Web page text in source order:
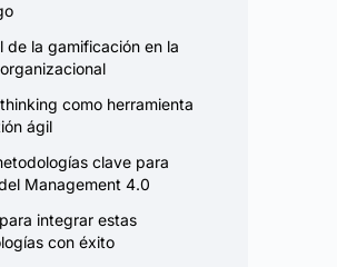
de la gamificación en la
como herramienta
ágil
clave para
Management 4.0
integrar estas
con éxito